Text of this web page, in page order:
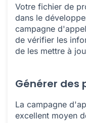
Votre fichier de
dans le
campagne
de vérifier les
de les mettre à
Générer des
La campagne
excellent moyen